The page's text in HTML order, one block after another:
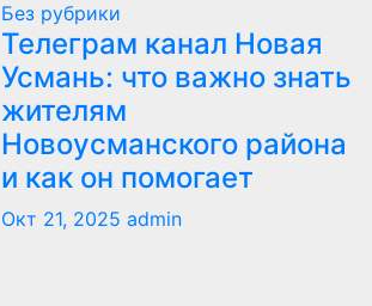
Без рубрики
Телеграм канал Новая
Усмань: что важно знать
жителям
Новоусманского района
и как он помогает
Окт 21, 2025 admin